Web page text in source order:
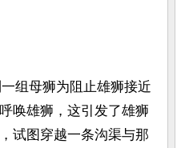
组母狮为阻止雄狮接近
唤雄狮，这引发了雄狮
试图穿越一条沟渠与那